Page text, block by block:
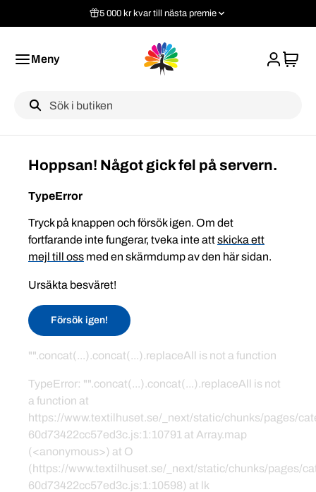
5 000 kr kvar till nästa premie
Meny
Label
Hoppsan! Något gick fel på servern.
TypeError
Tryck på knappen och försök igen. Om det
fortfarande inte fungerar, tveka inte attskicka ett
mejl till oss med en skärmdump av den här sidan.
Ursäkta besväret!
Försök igen!
"".concat(...).concat(...).replaceAll is not a function
TypeError: "".concat(...).concat(...).replaceAll is not
a function at
https://www.textilhuset.se/_next/static/chunks/pages/
60d73422cc57ed3c.js:1:10791 at Array.map
(<anonymous>) at O
(https://www.textilhuset.se/_next/static/chunks/pages/
60d73422cc57ed3c.js:1:10598) at lk